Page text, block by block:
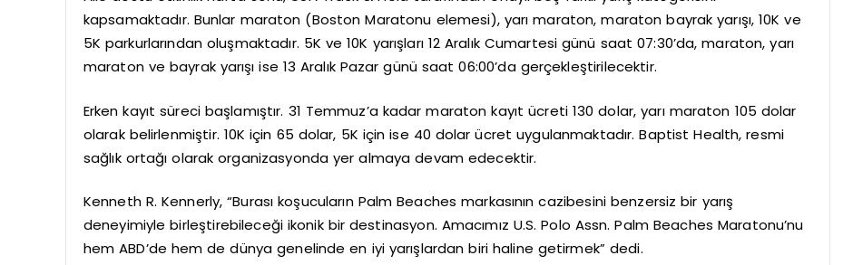
kapsamaktadır. Bunlar maraton (Boston Maratonu elemesi), yarı maraton, maraton bayrak yarışı, 10K ve
5K parkurlarından oluşmaktadır. 5K ve 10K yarışları 12 Aralık Cumartesi günü saat 07:30’da, maraton, yarı
maraton ve bayrak yarışı ise 13 Aralık Pazar günü saat 06:00’da gerçekleştirilecektir.
Erken kayıt süreci başlamıştır. 31 Temmuz’a kadar maraton kayıt ücreti 130 dolar, yarı maraton 105 dolar
olarak belirlenmiştir. 10K için 65 dolar, 5K için ise 40 dolar ücret uygulanmaktadır. Baptist Health, resmi
sağlık ortağı olarak organizasyonda yer almaya devam edecektir.
Kenneth R. Kennerly, “Burası koşucuların Palm Beaches markasının cazibesini benzersiz bir yarış
deneyimiyle birleştirebileceği ikonik bir destinasyon. Amacımız U.S. Polo Assn. Palm Beaches Maratonu’nu
hem ABD’de hem de dünya genelinde en iyi yarışlardan biri haline getirmek” dedi.